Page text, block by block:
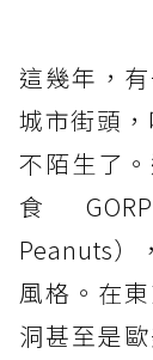
這幾年，
城市街頭，
不陌生了
食
Peanuts）
風格。在
洞甚至是